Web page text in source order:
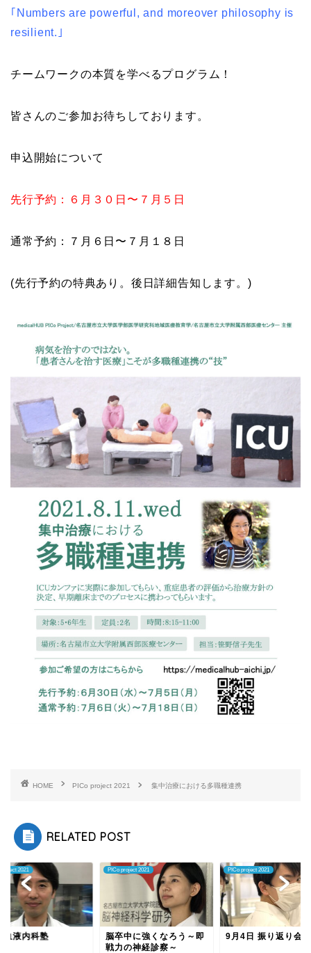
｢Numbers are powerful, and moreover philosophy is
resilient.｣
チームワークの本質を学べるプログラム！
皆さんのご参加お待ちしております。
申込開始について
先行予約：６月３０日〜７月５日
通常予約：７月６日〜７月１８日
(先行予約の特典あり。後日詳細告知します。 )
HOME PICo project 2021 集中治療における多職種連携
RELATED POST
2021
血液内科塾
PICo project 2021
脳卒中に強くなろう～即
戦力の神経診察～
PICo project 2021
9月4日 振り返り会